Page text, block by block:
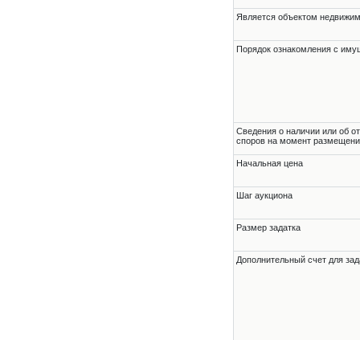
Является объектом
Порядок ознакомления с
Cведения о наличии или об
споров на момент
Начальная цена
Шаг аукциона
Размер задатка
Дополнительный счет для